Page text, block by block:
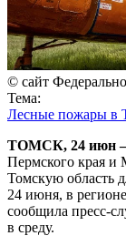
© сайт
Тема:
Лесные пожары в
ТОМСК, 24 июн
Пермского края и
Томскую область
24 июня, в
сообщила пресс-
в среду.